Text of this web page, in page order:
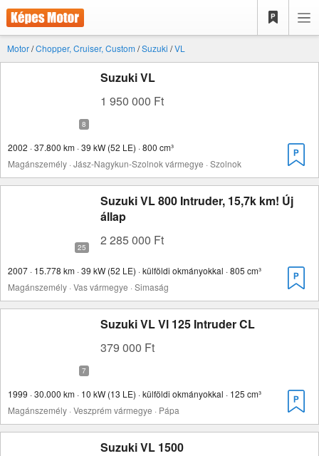
Motor/Chopper, Cruiser, Custom /Suzuki /VL
Suzuki VL
1 950 000 Ft
2002 · 37.800 km · 39 kW (52 LE) · 800 cm³
Magánszemély · Jász-Nagykun-Szolnok vármegye · Szolnok
Suzuki VL 800 Intruder, 15,7k km! Új
állap
2 285 000 Ft
2007 · 15.778 km · 39 kW (52 LE) · külföldi okmányokkal · 805 cm³
Magánszemély · Vas vármegye · Simaság
Suzuki VL Vl 125 Intruder CL
379 000 Ft
1999 · 30.000 km · 10 kW (13 LE) · külföldi okmányokkal · 125 cm³
Magánszemély · Veszprém vármegye · Pápa
Suzuki VL 1500